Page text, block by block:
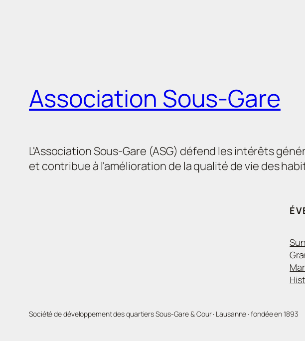
Association Sous-Gare
L'Association Sous-Gare (ASG) défend les intérêts
et contribue à l'amélioration de la qualité de vie des
Société de développement des quartiers Sous-Gare & Cour · Lausanne · fondée en 1893